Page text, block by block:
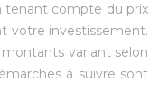
tenant compte du prix
votre investissement.
variant selon
à suivre sont